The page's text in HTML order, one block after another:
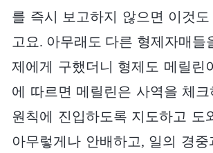
를 즉시 보고하지 않으면 이것
고요. 아무래도 다른 형제자매들
제에게 구했더니 형제도 메릴린
에 따르면 메릴린은 사역을 체
원칙에 진입하도록 지도하고 도
아무렇게나 안배하고, 일의 경